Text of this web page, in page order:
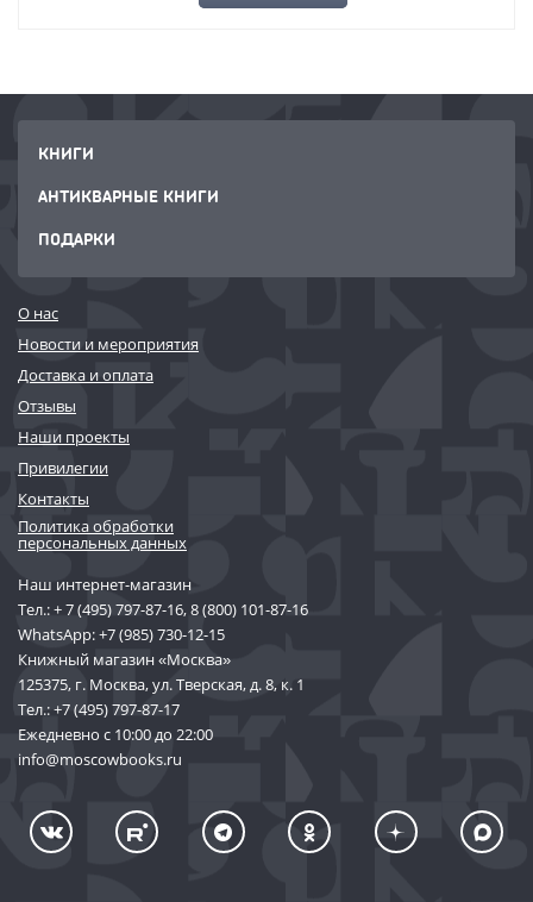
КНИГИ
АНТИКВАРНЫЕ КНИГИ
ПОДАРКИ
О нас
Новости и мероприятия
Доставка и оплата
Отзывы
Наши проекты
Привилегии
Контакты
Политика обработки
персональных данных
Наш интернет-магазин
Тел.:+ 7 (495) 797-87-16,8 (800) 101-87-16
WhatsApp:+7 (985) 730-12-15
Книжный магазин «Москва»
125375, г. Москва, ул. Тверская, д. 8, к. 1
Тел.:+7 (495) 797-87-17
Ежедневно с 10:00 до 22:00
info@moscowbooks.ru